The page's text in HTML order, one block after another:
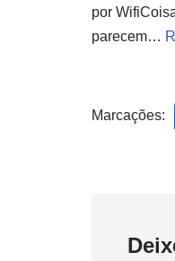
por
parecem…
Marcações: